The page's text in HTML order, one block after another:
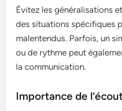
Évitez les généralisations
des situations spécifiques
malentendus. Parfois, un
ou de rythme peut
la communication.
Importance de